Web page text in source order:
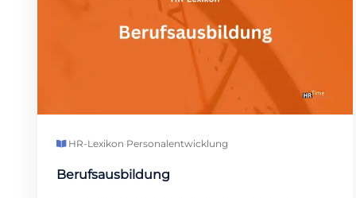
HR-Lexikon·Personalentwicklung
Berufsausbildung